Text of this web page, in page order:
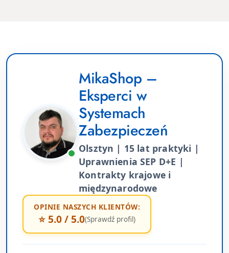
MikaShop –
Eksperci w
Systemach
Zabezpieczeń
Olsztyn | 15 lat praktyki |
Uprawnienia SEP D+E |
Kontrakty krajowe i
międzynarodowe
OPINIE NASZYCH KLIENTÓW:
⭐ 5.0 / 5.0(Sprawdź profil)